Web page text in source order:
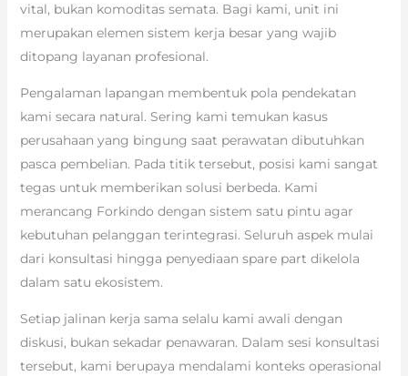
vital, bukan komoditas semata. Bagi kami, unit ini
merupakan elemen sistem kerja besar yang wajib
ditopang layanan profesional.
Pengalaman lapangan membentuk pola pendekatan
kami secara natural. Sering kami temukan kasus
perusahaan yang bingung saat perawatan dibutuhkan
pasca pembelian. Pada titik tersebut, posisi kami sangat
tegas untuk memberikan solusi berbeda. Kami
merancang Forkindo dengan sistem satu pintu agar
kebutuhan pelanggan terintegrasi. Seluruh aspek mulai
dari konsultasi hingga penyediaan spare part dikelola
dalam satu ekosistem.
Setiap jalinan kerja sama selalu kami awali dengan
diskusi, bukan sekadar penawaran. Dalam sesi konsultasi
tersebut, kami berupaya mendalami konteks operasional